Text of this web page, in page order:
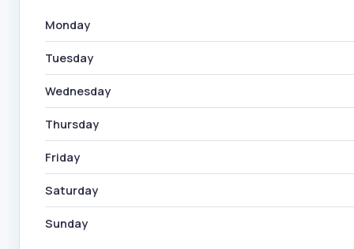
Monday
Tuesday
Wednesday
Thursday
Friday
Saturday
Sunday